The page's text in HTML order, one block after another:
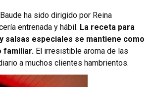
ha sido dirigido por Reina
entrenada y hábil. La receta para
salsas especiales se mantiene como
familiar. El irresistible aroma de las
a muchos clientes hambrientos.